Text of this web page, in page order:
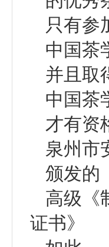
只有参
中国茶
并且取
中国茶
才有资
泉州市
颁发的
高级《
证书》